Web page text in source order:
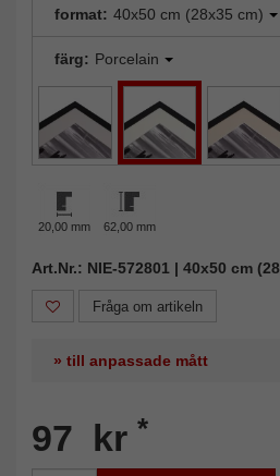
format: 40x50 cm (28x35 cm)
färg: Porcelain
20,00 mm 62,00 mm
Art.Nr.: NIE-572801 | 40x50 cm
Fråga om artikeln
» till anpassade mått
97 kr *